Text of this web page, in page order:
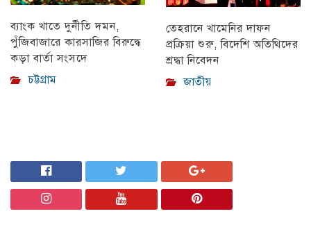
ব্যাংক খাতে দুর্নীতি দমন,
পুঁজিবাজারে কারসাজির বিরুদ্ধে
কড়া বার্তা সংসদে
চট্টগ্রাম
তেহরানে খামেনির দাফন
প্রক্রিয়া শুরু, বিদেশি অতিথিদের
শ্রদ্ধা নিবেদন
জাতীয়